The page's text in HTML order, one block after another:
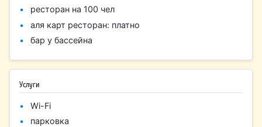
ресторан на 100 чел
аля карт ресторан: платно
бар у бассейна
Услуги
Wi-Fi
парковка